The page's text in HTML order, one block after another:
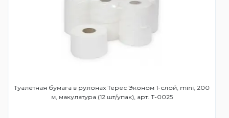
Туалетная бумага в рулонах Терес Эконом 1-слой, mini, 200
м, макулатура (12 шт/упак), арт. Т-0025